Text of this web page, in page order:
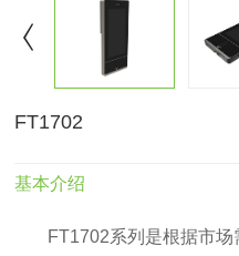
FT1702
基本介绍
FT1702系列 是根据市场